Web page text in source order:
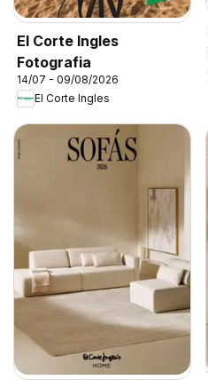
El Corte Ingles
Fotografia
14/07 - 09/08/2026
El Corte Ingles